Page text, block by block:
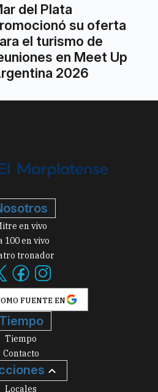
del Plata
su oferta
el turismo de
en Meet Up
2026
en vivo
100 en vivo
tronador
FUENTE EN
Tiempo
Tiempo
Contacto
Locales